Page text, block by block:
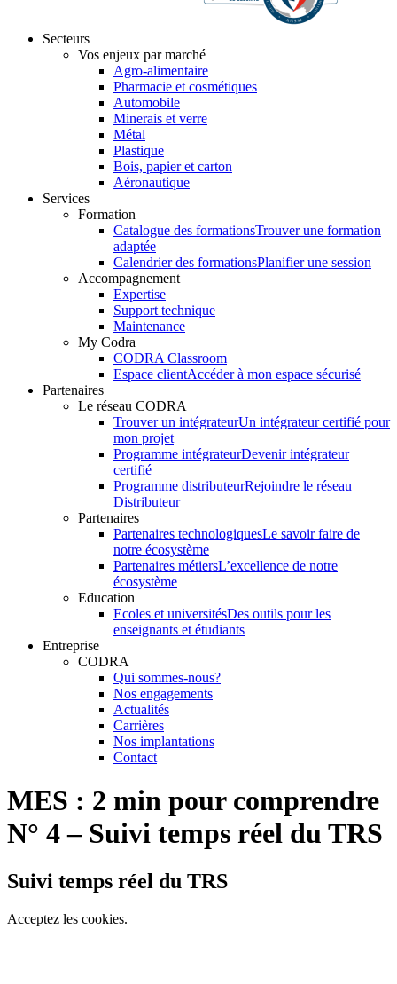
Secteurs
Vos enjeux par marché
Agro-alimentaire
Pharmacie et cosmétiques
Automobile
Minerais et verre
Métal
Plastique
Bois, papier et carton
Aéronautique
Services
Formation
Catalogue des formationsTrouver une formation
adaptée
Calendrier des formationsPlanifier une session
Accompagnement
Expertise
Support technique
Maintenance
My Codra
CODRA Classroom
Espace clientAccéder à mon espace sécurisé
Partenaires
Le réseau CODRA
Trouver un intégrateurUn intégrateur certifié pour
mon projet
Programme intégrateurDevenir intégrateur
certifié
Programme distributeurRejoindre le réseau
Distributeur
Partenaires
Partenaires technologiquesLe savoir faire de
notre écosystème
Partenaires métiersL’excellence de notre
écosystème
Education
Ecoles et universitésDes outils pour les
enseignants et étudiants
Entreprise
CODRA
Qui sommes-nous?
Nos engagements
Actualités
Carrières
Nos implantations
Contact
MES : 2 min pour comprendre
N° 4 – Suivi temps réel du TRS
Suivi temps réel du TRS
Acceptez les cookies.